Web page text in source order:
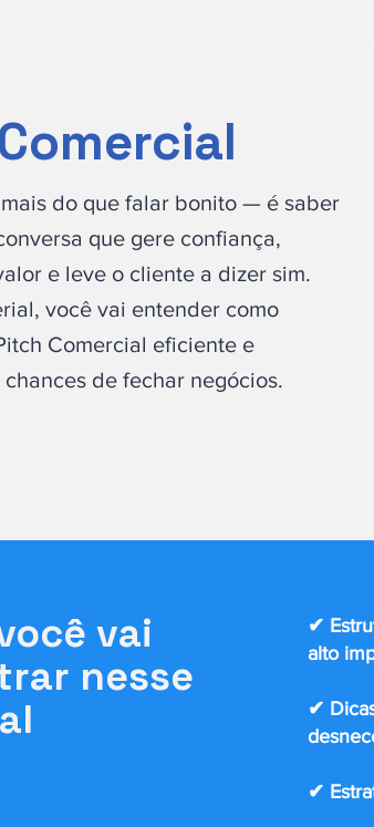
do que falar bonito — é saber
que gere confiança,
e leve o cliente a dizer sim.
você vai entender como
Comercial eficiente e
de fechar negócios.
vai
nesse
✔
alto
✔
✔